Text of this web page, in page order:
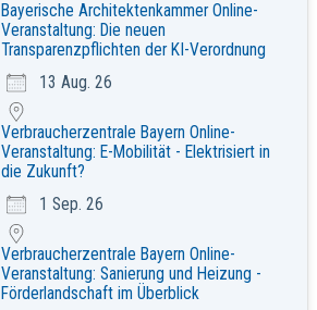
Bayerische Architektenkammer Online-
Veranstaltung: Die neuen
Transparenzpflichten der KI-Verordnung
13 Aug. 26
Verbraucherzentrale Bayern Online-
Veranstaltung: E-Mobilität - Elektrisiert in
die Zukunft?
1 Sep. 26
Verbraucherzentrale Bayern Online-
Veranstaltung: Sanierung und Heizung -
Förderlandschaft im Überblick